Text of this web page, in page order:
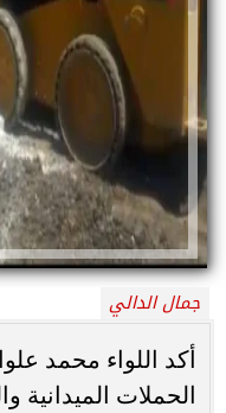
جمال الدالي
أكد اللواء محمد
الحملات الميدانية